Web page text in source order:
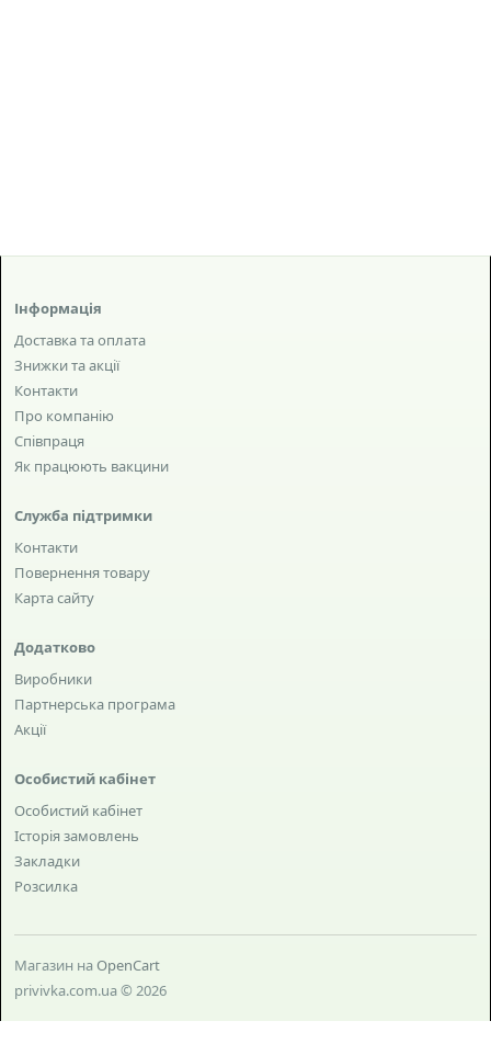
Інформація
Доставка та оплата
Знижки та акції
Контакти
Про компанію
Співпраця
Як працюють вакцини
Служба підтримки
Контакти
Повернення товару
Карта сайту
Додатково
Виробники
Партнерська програма
Акції
Особистий кабінет
Особистий кабінет
Історія замовлень
Закладки
Розсилка
Магазин на OpenCart
privivka.com.ua © 2026